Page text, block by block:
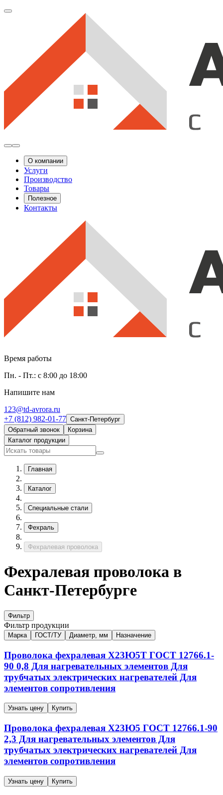
О компании
Услуги
Производство
Товары
Полезное
Контакты
Время работы
Пн. - Пт.: с 8:00 до 18:00
Напишите нам
123@td-avrora.ru
+7 (812) 982-01-77 Санкт-Петербург
Обратный звонок
Корзина
Каталог продукции
Главная
Каталог
Специальные стали
Фехраль
Фехралевая проволока
Фехралевая проволока в
Санкт-Петербурге
Фильтр
Фильтр продукции
Марка ГОСТ/ТУ Диаметр, мм Назначение
Проволока фехралевая Х23Ю5Т ГОСТ 12766.1-
90 0,8 Для нагревательных элементов Для
трубчатых электрических нагревателей Для
элементов сопротивления
Узнать цену Купить
Проволока фехралевая Х23Ю5 ГОСТ 12766.1-90
2,3 Для нагревательных элементов Для
трубчатых электрических нагревателей Для
элементов сопротивления
Узнать цену Купить